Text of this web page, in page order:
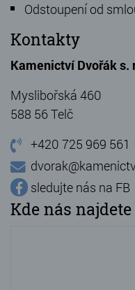
Odstoupení od
Kontakty
Kamenictví Dvořák s.
Myslibořská 460
588 56 Telč
+420 725 969 561
sledujte nás na FB
Kde nás najdete